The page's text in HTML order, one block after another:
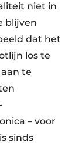
niet in
blijven
dat het
los te
te
– voor
sinds